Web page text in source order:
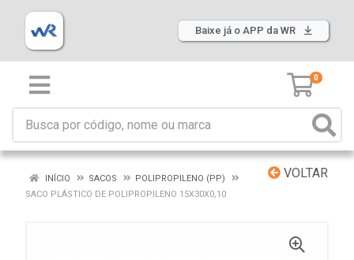
Baixe já o APP da WR
0
VOLTAR
INÍCIO SACOS
POLIPROPILENO (PP)
SACO PLÁSTICO DE POLIPROPILENO 15X30X0,10